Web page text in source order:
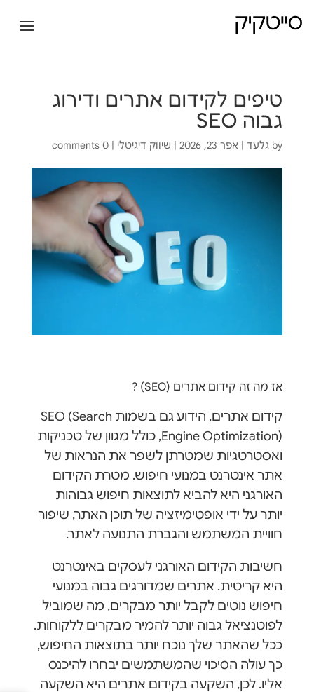
טיפים לקידום אתרים ודירוג
גבוה SEO
by גלעד| אפר 23, 2026 | שיווק דיגיטלי |
0 comments
אז מה זה קידום אתרים (SEO) ?
קידום אתרים, הידוע גם בשמות SEO (Search
Engine Optimization), כולל מגוון של טכניקות
ואסטרטגיות שמטרתן לשפר את הנראות של
אתר אינטרנט במנועי חיפוש. מטרת הקידום
האורגני היא להביא לתוצאות חיפוש גבוהות
יותר על ידי אופטימיזציה של תוכן האתר, שיפור
חוויית המשתמש והגברת התנועה לאתר.
חשיבות הקידום האורגני לעסקים באינטרנט
היא קריטית. אתרים שמדורגים גבוה במנועי
חיפוש נוטים לקבל יותר מבקרים, מה שמוביל
לפוטנציאל גבוה יותר להמיר מבקרים ללקוחות.
ככל שהאתר שלך נוכח יותר בתוצאות החיפוש,
כך עולה הסיכוי שהמשתמשים יבחרו להיכנס
אליו. לכן, השקעה בקידום אתרים היא השקעה